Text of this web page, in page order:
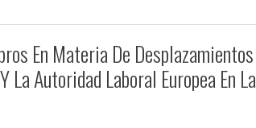
En Materia De Desplazamientos
La Autoridad Laboral Europea En La